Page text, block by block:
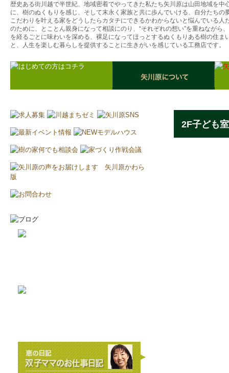
歴史ある街川越で半世紀、地域密着でやってきた私たち矢川原は山田地域を中
に、樹のぬくもりを感じ、そして末永く家族と共に歩んでいける、自分たちの
こだわりを叶える家をどうしたらカタチにできるかわからないと悩んでいる人
のために、とことん親身になって相談にのり、“それぞれの想い”を重ねながら
を経るごとに味わいを深める、裸足になってほっとするぬくもりある樹の住ま
と、人生を楽しむ暮らしを提供することに生きがいを感じている工務店です。
2F子ども